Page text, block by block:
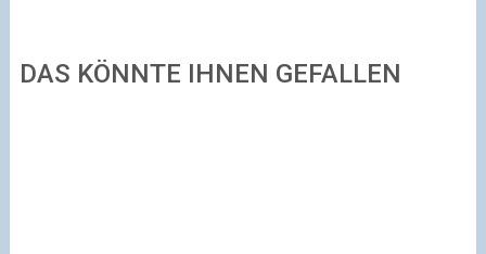
DAS KÖNNTE IHNEN GEFALLEN